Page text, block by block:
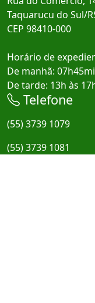
Taquarucu do Sul/
CEP 98410-000
Horário de
De manhã:
De tarde: 13h às
Telefone
(55) 3739 1079
(55) 3739 1081